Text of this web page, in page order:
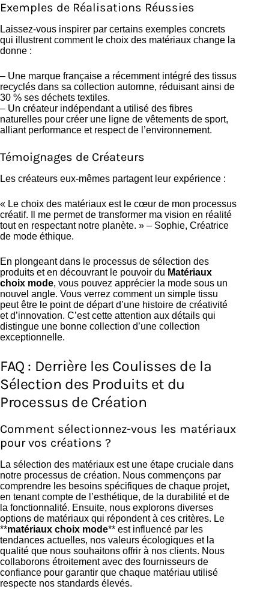
Exemples de Réalisations Réussies
Laissez-vous inspirer par certains exemples concrets
qui illustrent comment le choix des matériaux change la
donne :
– Une marque française a récemment intégré des tissus
recyclés dans sa collection automne, réduisant ainsi de
30 % ses déchets textiles.
– Un créateur indépendant a utilisé des fibres
naturelles pour créer une ligne de vêtements de sport,
alliant performance et respect de l’environnement.
Témoignages de Créateurs
Les créateurs eux-mêmes partagent leur expérience :
« Le choix des matériaux est le cœur de mon processus
créatif. Il me permet de transformer ma vision en réalité
tout en respectant notre planète. » – Sophie, Créatrice
de mode éthique.
En plongeant dans le processus de sélection des
produits et en découvrant le pouvoir du Matériaux
choix mode, vous pouvez apprécier la mode sous un
nouvel angle. Vous verrez comment un simple tissu
peut être le point de départ d’une histoire de créativité
et d’innovation. C’est cette attention aux détails qui
distingue une bonne collection d’une collection
exceptionnelle.
FAQ : Derrière les Coulisses de la
Sélection des Produits et du
Processus de Création
Comment sélectionnez-vous les matériaux
pour vos créations ?
La sélection des matériaux est une étape cruciale dans
notre processus de création. Nous commençons par
comprendre les besoins spécifiques de chaque projet,
en tenant compte de l’esthétique, de la durabilité et de
la fonctionnalité. Ensuite, nous explorons diverses
options de matériaux qui répondent à ces critères. Le
**matériaux choix mode** est influencé par les
tendances actuelles, nos valeurs écologiques et la
qualité que nous souhaitons offrir à nos clients. Nous
collaborons étroitement avec des fournisseurs de
confiance pour garantir que chaque matériau utilisé
respecte nos standards élevés.